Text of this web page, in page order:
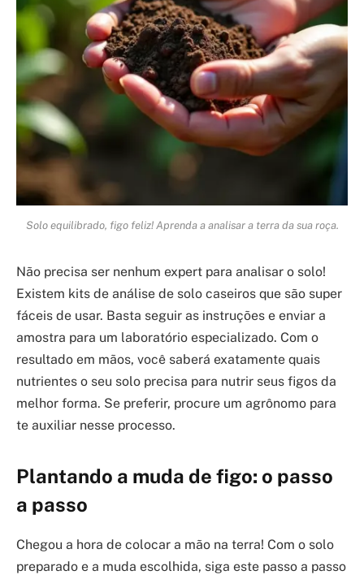
Solo equilibrado, figo feliz! Aprenda a analisar a terra da sua roça.
Não precisa ser nenhum expert para analisar o solo!
Existem kits de análise de solo caseiros que são super
fáceis de usar. Basta seguir as instruções e enviar a
amostra para um laboratório especializado. Com o
resultado em mãos, você saberá exatamente quais
nutrientes o seu solo precisa para nutrir seus figos da
melhor forma. Se preferir, procure um agrônomo para
te auxiliar nesse processo.
Plantando a muda de figo: o passo
a passo
Chegou a hora de colocar a mão na terra! Com o solo
preparado e a muda escolhida, siga este passo a passo